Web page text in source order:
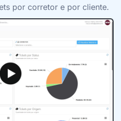
por corretor e por cliente.